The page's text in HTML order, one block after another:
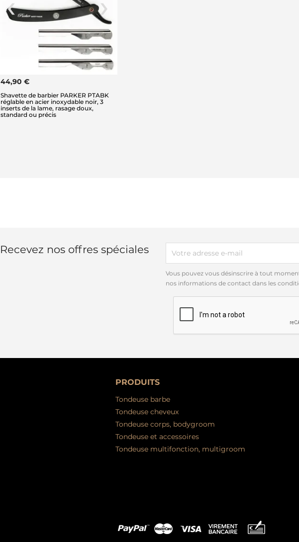
44,90 €
Shavette de barbier PARKER PTABK
réglable en acier inoxydable noir, 3
inserts de la lame, rasage doux,
standard ou précis
Recevez nos offres spéciales
Vous pouvez vous désinscrire à tout
nos informations de contact dans les
PRODUITS
Tondeuse barbe
Tondeuse cheveux
Tondeuse corps, bodygroom
Tondeuse et accessoires
Tondeuse multifonction, multigroom